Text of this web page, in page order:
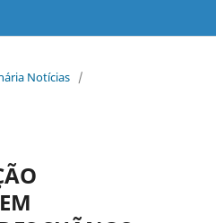
Notícias /